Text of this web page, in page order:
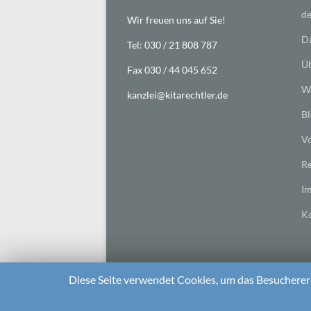
Wir freuen uns auf Sie!
Tel: 030 / 21 808 787
Fax 030 / 44 045 652
kanzlei@kitarechtler.de
Diese Seite verwendet Cookies, um das